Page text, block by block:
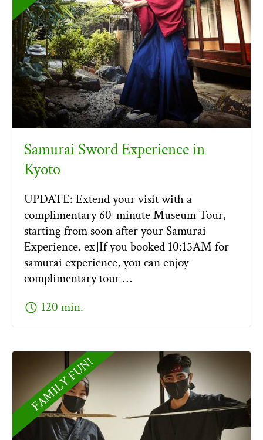
Samurai Sword Experience in
Kyoto
UPDATE: Extend your visit with a
complimentary 60-minute Museum Tour,
starting from soon after your Samurai
Experience. ex]If you booked 10:15AM for
samurai experience, you can enjoy
complimentary tour …
schedule 120 min.
FAMILY FUN!